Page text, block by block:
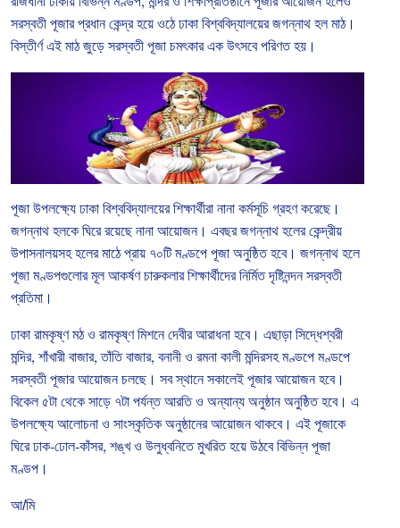
সরস্বতী পূজার প্রধান কেন্দ্র হয়ে ওঠে ঢাকা বিশ্ববিদ্যালয়ের জগন্নাথ হল মাঠ।
বিস্তীর্ণ এই মাঠ জুড়ে সরস্বতী পূজা চমৎকার এক উৎসবে পরিণত হয়।
পূজা উপলক্ষ্যে ঢাকা বিশ্ববিদ্যালয়ের শিক্ষার্থীরা নানা কর্মসূচি গ্রহণ করেছে।
জগন্নাথ হলকে ঘিরে রয়েছে নানা আয়োজন। এবছর জগন্নাথ হলের কেন্দ্রীয়
উপাসনালয়সহ হলের মাঠে প্রায় ৭০টি মণ্ডপে পূজা অনুষ্ঠিত হবে। জগন্নাথ হলে
পূজা মণ্ডপগুলোর মূল আকর্ষণ চারুকলার শিক্ষার্থীদের নির্মিত দৃষ্টিনন্দন সরস্বতী
প্রতিমা।
ঢাকা রামকৃষ্ণ মঠ ও রামকৃষ্ণ মিশনে দেবীর আরাধনা হবে। এছাড়া সিদ্ধেশ্বরী
মন্দির, শাঁখারী বাজার,তাঁতি বাজার, বনানী ও রমনা কালী মন্দিরসহ মণ্ডপে মণ্ডপে
সরস্বতী পূজার আয়োজন চলছে। সব স্থানে সকালেই পূজার আয়োজন হবে।
বিকেল ৫টা থেকে সাড়ে ৭টা পর্যন্ত আরতি ও অন্যান্য অনুষ্ঠান অনুষ্ঠিত হবে। এ
উপলক্ষ্যে আলোচনা ও সাংস্কৃতিক অনুষ্ঠানের আয়োজন থাকবে। এই পূজাকে
ঘিরে ঢাক-ঢোল-কাঁসর, শঙ্খ ও উলুধ্বনিতে মুখরিত হয়ে উঠবে বিভিন্ন পূজা
মণ্ডপ।
আ/মি